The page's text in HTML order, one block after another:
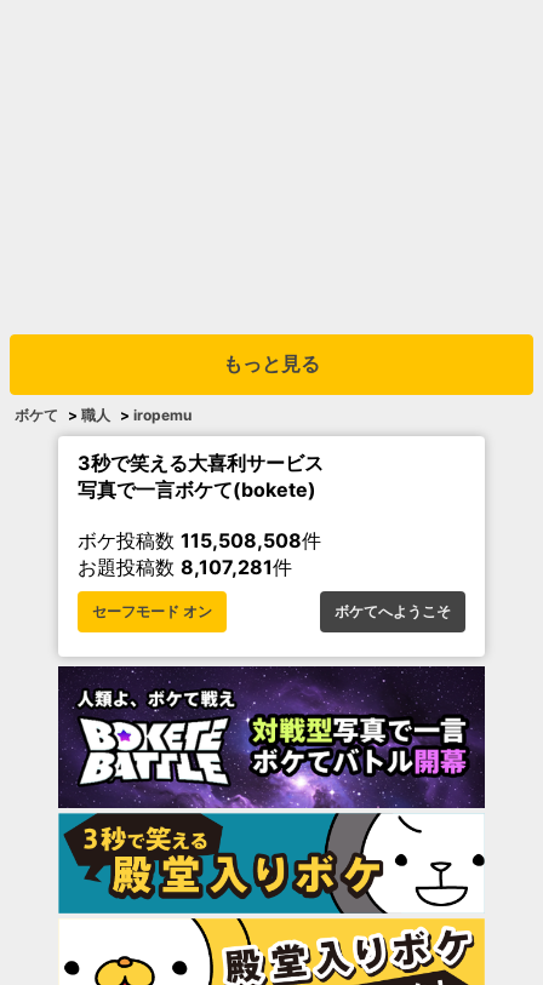
もっと見る
ボケて > 職人 > iropemu
3秒で笑える大喜利サービス
写真で一言ボケて(bokete)
ボケ投稿数 115,508,508件
お題投稿数 8,107,281件
セーフモード オン ボケてへようこそ